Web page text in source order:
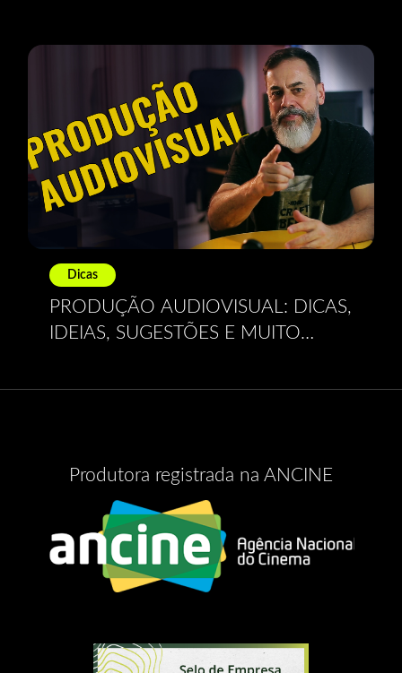
Dicas
PRODUÇÃO AUDIOVISUAL: DICAS,
IDEIAS, SUGESTÕES E MUITO
Produtora registrada na ANCINE